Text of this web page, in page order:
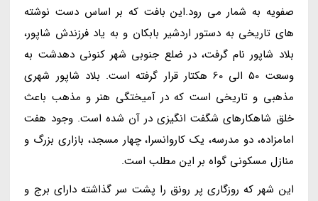
صفویه به شمار می رود.این بافت که بر اساس دست نوشته
های تاریخی به دستور اردشیر بابکان و به یاد فرزندش شاپور،
بلاد شاپور نام گرفت، در ضلع جنوبی شهر کنونی دهدشت به
وسعت 50 الی 60 هکتار قرار گرفته است. بلاد شاپور شهری
مذهبی و تاریخی است که در آمیختگی هنر و مذهب باعث
خلق شاهکارهای شگفت انگیزی در آن شده است. وجود هفت
امامزاده، دو مدرسه، یک کاروانسرا، چهار مسجد، بازاری بزرگ و
منازل مسکونی گواه بر این مطلب است.
این شهر که روزگاری پر رونق را پشت سر گذاشته دارای برج و